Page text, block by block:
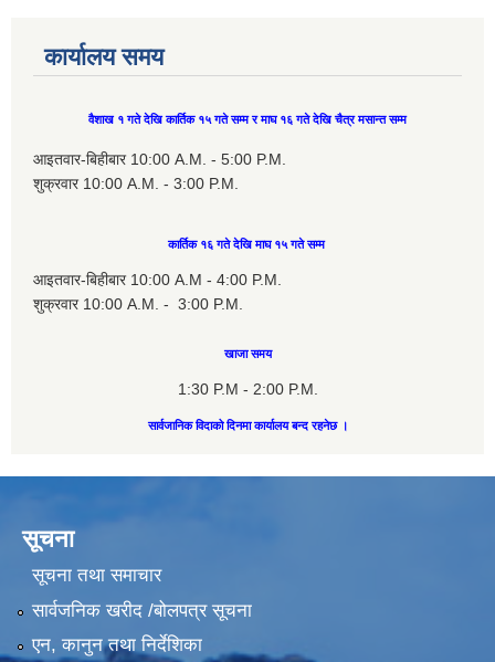
कार्यालय समय
वैशाख १ गते देखि कार्तिक १५ गते सम्म र माघ १६ गते देखि चैत्र मसान्त सम्म
आइतवार-बिहीबार 10:00 A.M. - 5:00 P.M.
शुक्रवार 10:00 A.M. - 3:00 P.M.
कार्तिक १६ गते देखि माघ १५ गते सम्म
आइतवार-बिहीबार 10:00 A.M - 4:00 P.M.
शुक्रवार 10:00 A.M. - 3:00 P.M.
खाजा समय
1:30 P.M - 2:00 P.M.
सार्वजानिक विदाको दिनमा कार्यालय बन्द रहनेछ ।
सूचना
सूचना तथा समाचार
सार्वजनिक खरीद /बोलपत्र सूचना
एन, कानुन तथा निर्देशिका